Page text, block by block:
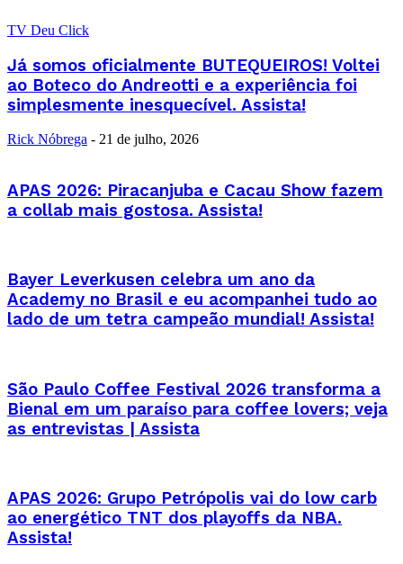
TV Deu Click
Já somos oficialmente BUTEQUEIROS! Voltei
ao Boteco do Andreotti e a experiência foi
simplesmente inesquecível. Assista!
Rick Nóbrega - 21 de julho, 2026
APAS 2026: Piracanjuba e Cacau Show fazem
a collab mais gostosa. Assista!
Bayer Leverkusen celebra um ano da
Academy no Brasil e eu acompanhei tudo ao
lado de um tetra campeão mundial! Assista!
São Paulo Coffee Festival 2026 transforma a
Bienal em um paraíso para coffee lovers; veja
as entrevistas | Assista
APAS 2026: Grupo Petrópolis vai do low carb
ao energético TNT dos playoffs da NBA.
Assista!